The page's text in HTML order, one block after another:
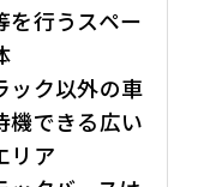
を行うスペー
ック以外の車
機できる広い
リア